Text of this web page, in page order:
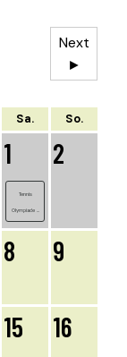
Next
►
Sa. So.
1
Tennis
Olympiade ...
2
8 9
15 16